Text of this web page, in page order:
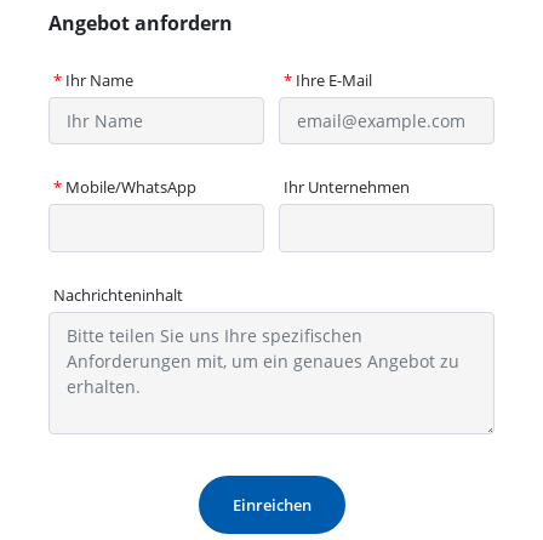
Angebot anfordern
* Ihr Name * Ihre E-Mail
* Mobile/WhatsApp Ihr Unternehmen
Nachrichteninhalt
Einreichen